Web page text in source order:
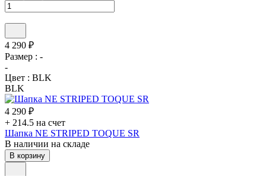
4 290 ₽
Размер : -
-
Цвет : BLK
BLK
4 290 ₽
+ 214.5 на счет
Шапка NE STRIPED TOQUE SR
В наличии на складе
В корзину